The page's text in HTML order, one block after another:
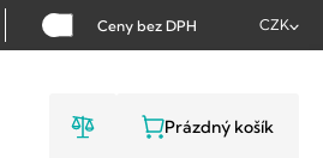
Ceny bez DPH CZK
NÁKUPNÍ
Prázdný košík